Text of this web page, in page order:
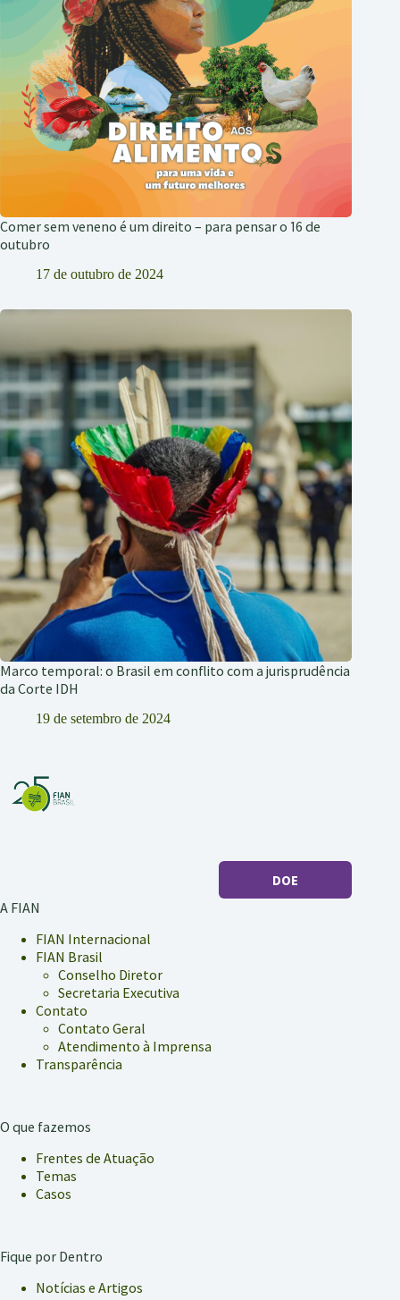
Comer sem veneno é um direito – para pensar o 16 de
outubro
17 de outubro de 2024
Marco temporal: o Brasil em conflito com a jurisprudência
da Corte IDH
19 de setembro de 2024
DOE
A FIAN
FIAN Internacional
FIAN Brasil
Conselho Diretor
Secretaria Executiva
Contato
Contato Geral
Atendimento à Imprensa
Transparência
O que fazemos
Frentes de Atuação
Temas
Casos
Fique por Dentro
Notícias e Artigos